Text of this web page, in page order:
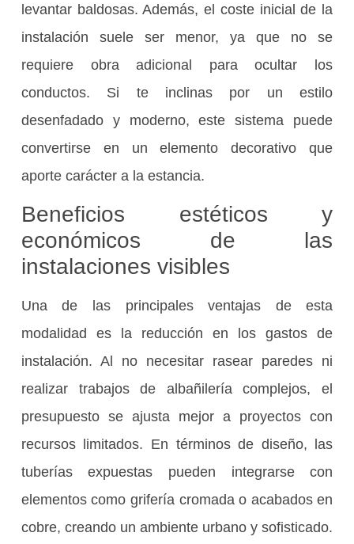
levantar baldosas. Además, el coste inicial de la
instalación suele ser menor, ya que no se
requiere obra adicional para ocultar los
conductos. Si te inclinas por un estilo
desenfadado y moderno, este sistema puede
convertirse en un elemento decorativo que
aporte carácter a la estancia.
Beneficios estéticos y
económicos de las
instalaciones visibles
Una de las principales ventajas de esta
modalidad es la reducción en los gastos de
instalación. Al no necesitar rasear paredes ni
realizar trabajos de albañilería complejos, el
presupuesto se ajusta mejor a proyectos con
recursos limitados. En términos de diseño, las
tuberías expuestas pueden integrarse con
elementos como grifería cromada o acabados en
cobre, creando un ambiente urbano y sofisticado.